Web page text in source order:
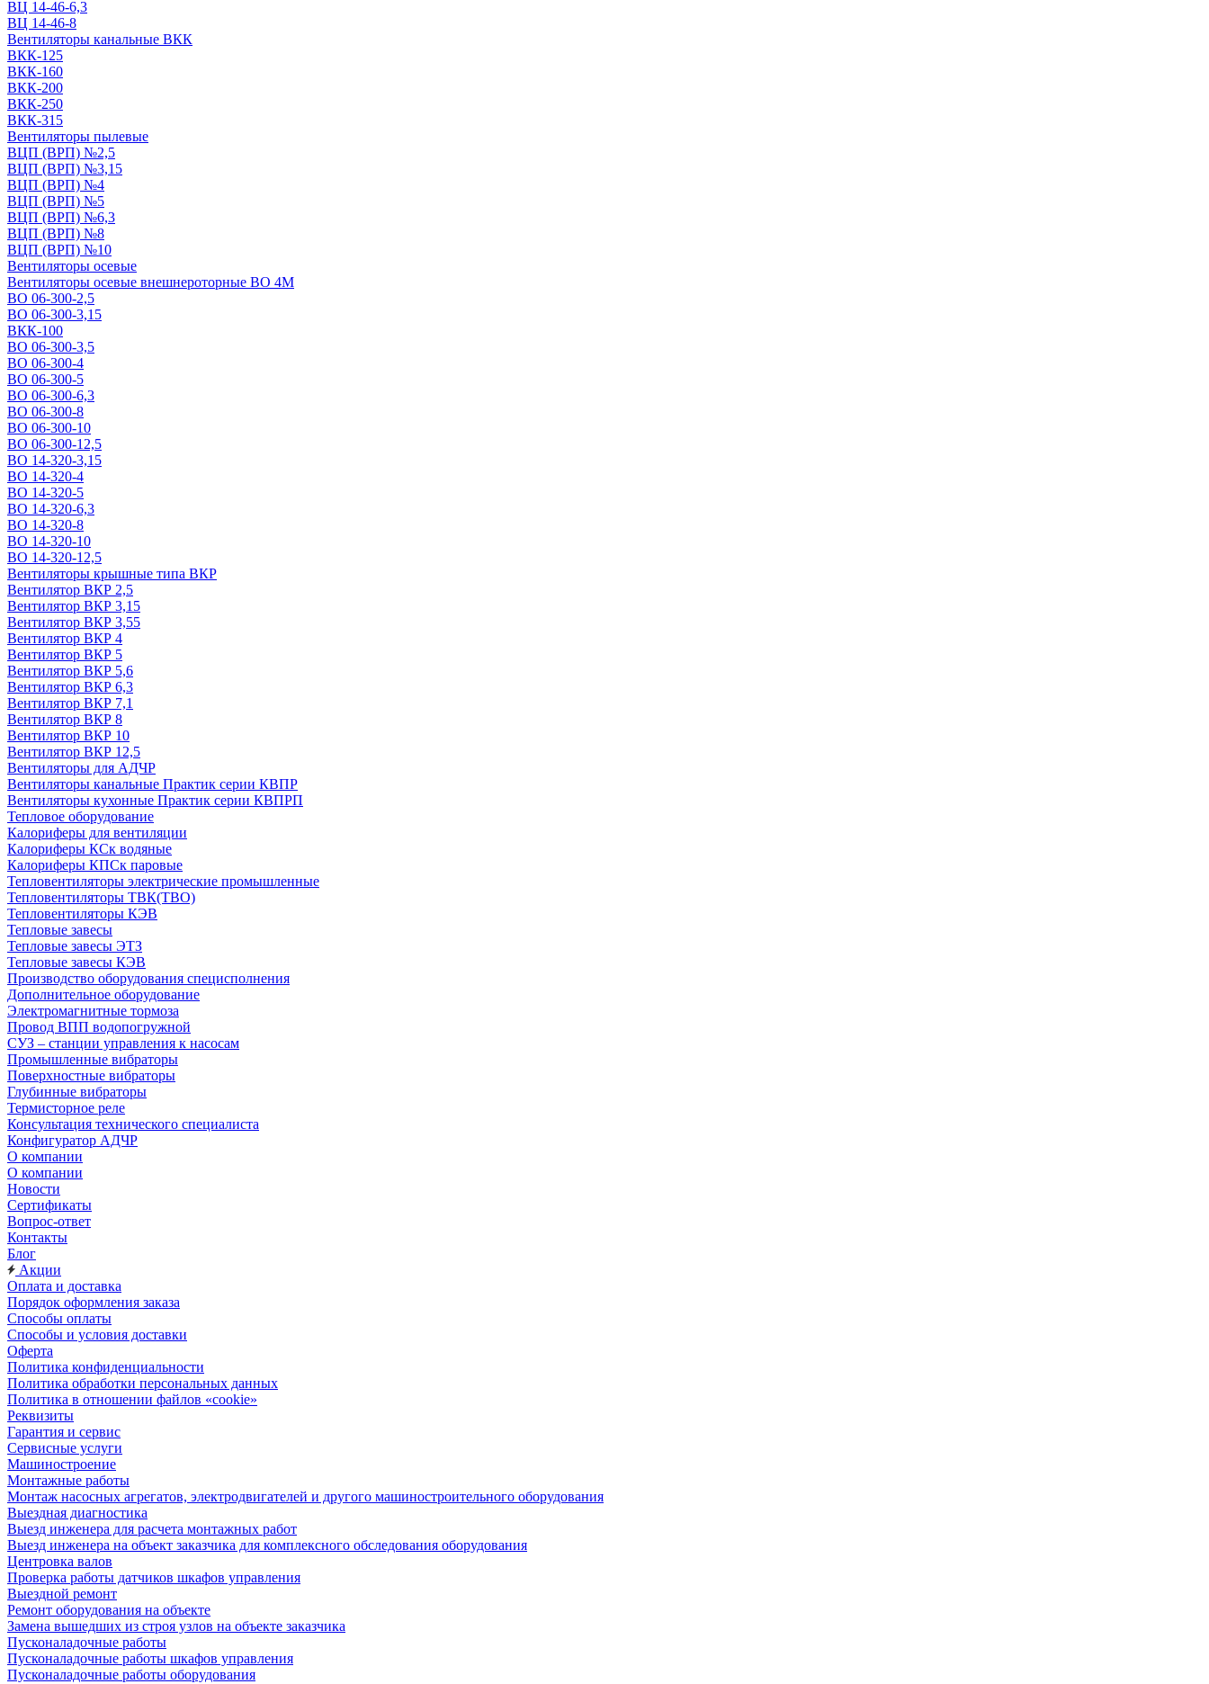
ВЦ 14-46-6,3
ВЦ 14-46-8
Вентиляторы канальные ВКК
ВКК-125
ВКК-160
ВКК-200
ВКК-250
ВКК-315
Вентиляторы пылевые
ВЦП (ВРП) №2,5
ВЦП (ВРП) №3,15
ВЦП (ВРП) №4
ВЦП (ВРП) №5
ВЦП (ВРП) №6,3
ВЦП (ВРП) №8
ВЦП (ВРП) №10
Вентиляторы осевые
Вентиляторы осевые внешнероторные ВО 4М
ВО 06-300-2,5
ВО 06-300-3,15
ВКК-100
ВО 06-300-3,5
ВО 06-300-4
ВО 06-300-5
ВО 06-300-6,3
ВО 06-300-8
ВО 06-300-10
ВО 06-300-12,5
ВО 14-320-3,15
ВО 14-320-4
ВО 14-320-5
ВО 14-320-6,3
ВО 14-320-8
ВО 14-320-10
ВО 14-320-12,5
Вентиляторы крышные типа ВКР
Вентилятор ВКР 2,5
Вентилятор ВКР 3,15
Вентилятор ВКР 3,55
Вентилятор ВКР 4
Вентилятор ВКР 5
Вентилятор ВКР 5,6
Вентилятор ВКР 6,3
Вентилятор ВКР 7,1
Вентилятор ВКР 8
Вентилятор ВКР 10
Вентилятор ВКР 12,5
Вентиляторы для АДЧР
Вентиляторы канальные Практик серии КВПР
Вентиляторы кухонные Практик серии КВПРП
Тепловое оборудование
Калориферы для вентиляции
Калориферы КСк водяные
Калориферы КПСк паровые
Тепловентиляторы электрические промышленные
Тепловентиляторы ТВК(ТВО)
Тепловентиляторы КЭВ
Тепловые завесы
Тепловые завесы ЭТЗ
Тепловые завесы КЭВ
Производство оборудования специсполнения
Дополнительное оборудование
Электромагнитные тормоза
Провод ВПП водопогружной
СУЗ – станции управления к насосам
Промышленные вибраторы
Поверхностные вибраторы
Глубинные вибраторы
Термисторное реле
Консультация технического специалиста
Конфигуратор АДЧР
О компании
О компании
Новости
Сертификаты
Вопрос-ответ
Контакты
Блог
Акции
Оплата и доставка
Порядок оформления заказа
Способы оплаты
Способы и условия доставки
Оферта
Политика конфиденциальности
Политика обработки персональных данных
Политика в отношении файлов «cookie»
Реквизиты
Гарантия и сервис
Сервисные услуги
Машиностроение
Монтажные работы
Монтаж насосных агрегатов, электродвигателей и другого машиностроительного оборудования
Выездная диагностика
Выезд инженера для расчета монтажных работ
Выезд инженера на объект заказчика для комплексного обследования оборудования
Центровка валов
Проверка работы датчиков шкафов управления
Выездной ремонт
Ремонт оборудования на объекте
Замена вышедших из строя узлов на объекте заказчика
Пусконаладочные работы
Пусконаладочные работы шкафов управления
Пусконаладочные работы оборудования